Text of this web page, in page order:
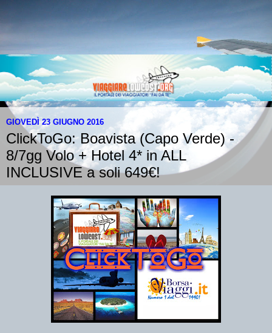
GIOVEDÌ 23 GIUGNO 2016
ClickToGo: Boavista (Capo Verde) -
8/7gg Volo + Hotel 4* in ALL
INCLUSIVE a soli 649€!